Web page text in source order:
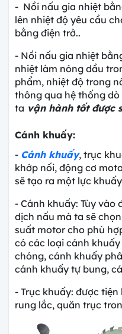
- Nồi nấu gia nhiệt
lên nhiệt độ yêu cầu
bằng điện trở..
- Nồi nấu gia nhiệt
nhiệt làm nóng dầu
phẩm, nhiệt độ trong
thông qua hệ thống
ta vận hành tốt được
Cánh khuấy:
- Cánh khuấy, trục
khớp nối, động cơ
sẽ tạo ra một lực
- Cánh khuấy: Tùy
dịch nấu mà ta sẽ
suất motor cho phù
có các loại cánh
chóng, cánh khuấy
cánh khuấy tự bung,
- Trục khuấy: được
rung lắc, quăn trục